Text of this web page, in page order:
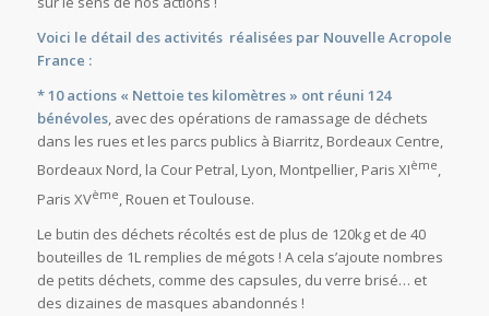
Voici le détail des activités réalisées par Nouvelle Acropole
France :
* 10 actions « Nettoie tes kilomètres » ont réuni 124
bénévoles, avec des opérations de ramassage de déchets
dans les rues et les parcs publics à Biarritz, Bordeaux Centre,
Bordeaux Nord, la Cour Petral, Lyon, Montpellier, Paris XIème,
Paris XVème, Rouen et Toulouse.
Le butin des déchets récoltés est de plus de 120kg et de 40
bouteilles de 1L remplies de mégots ! A cela s’ajoute nombres
de petits déchets, comme des capsules, du verre brisé… et
des dizaines de masques abandonnés !